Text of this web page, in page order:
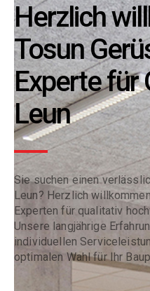
Herzlich
Tosun
Experte für
Leun
Sie suchen einen
Leun? Herzlich
Experten für qualitativ
Unsere langjährige
individuellen
optimalen Wahl für Ihr